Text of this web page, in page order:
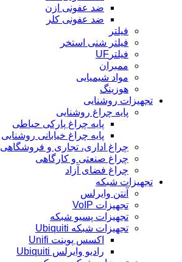
ضد عفونی ازن
ضد عفونی کلر
فیلتر
فیلتر شنی استخر
فیلترUF
ممبران
مواد شیمیایی
هوزینگ
تجهیزات روشنایی
پایه چراغ روشنایی
پایه چراغ پارکی حیاطی
پایه چراغ خیابانی روشنایی
چراغ اداری، تجاری و فروشگاهی
چراغ صنعتی و کارگاهی
چراغ فضای آزاد
تجهیزات شبکه
آنتن وایرلس
تجهیزات VoIP
تجهیزات پسیو شبکه
تجهیزات شبکه Ubiquiti
اکسس پوینت Unifi
رادیو وایرلس Ubiquiti